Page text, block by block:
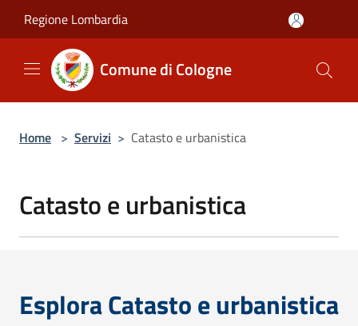
Regione Lombardia
Comune di Cologne
Home > Servizi > Catasto e urbanistica
Catasto e urbanistica
Esplora Catasto e urbanistica